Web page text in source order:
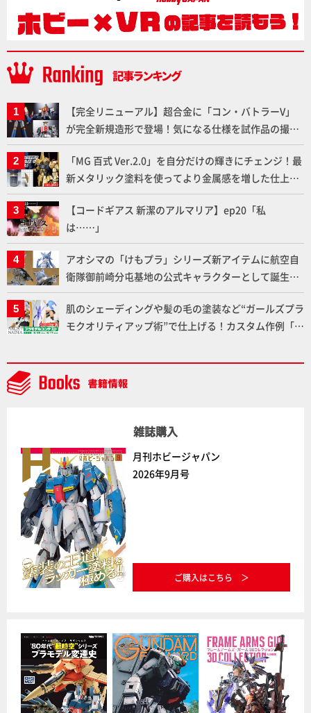
【完全リニューアル】超合金に「コン・バトラーV」
が完全新規造形で登場！気になる仕様を試作品の撮り
下ろしでご紹介!!さらに「大鉄人17」＆「ワンエイ
ト」セット情報もお届け！【超合金の魂】
「MG 百式 Ver.2.0」を自分だけの輝きにチェンジ！最
新メタリック塗料を使ってより金属感を増した仕上が
りに!!【試し読み】
【コードギアス 新潔のアルマリア】ep20「私
は……」
アオシマの「けもプラ」シリーズ新アイテムに航空自
衛隊御前崎分屯基地の公式キャラクターとして誕生し
た「おまねこ」が着任！けもプラ公式サイト限定版と
通常版の2ラインで発売！
肌のシェーディングや髪の毛の塗装など“ガールズプラ
モクオリティアップ術”で仕上げる！カスタム作例「白
デルコンテスト」～8月17日（月）11:59まで応募受付
中】
雑誌購入
月刊ホビージャパン
2026年9月号
ご購入はこちら